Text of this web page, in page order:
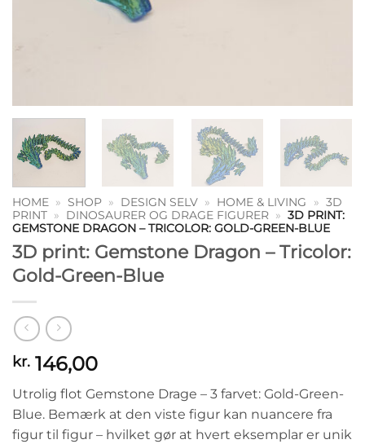
HOME » SHOP » DESIGN SELV » HOME & LIVING » 3D
PRINT » DINOSAURER OG DRAGE FIGURER » 3D PRINT:
GEMSTONE DRAGON – TRICOLOR: GOLD-GREEN-BLUE
3D print: Gemstone Dragon – Tricolor:
Gold-Green-Blue
kr. 146,00
Utrolig flot Gemstone Drage – 3 farvet: Gold-Green-
Blue. Bemærk at den viste figur kan nuancere fra
figur til figur – hvilket gør at hvert eksemplar er unik